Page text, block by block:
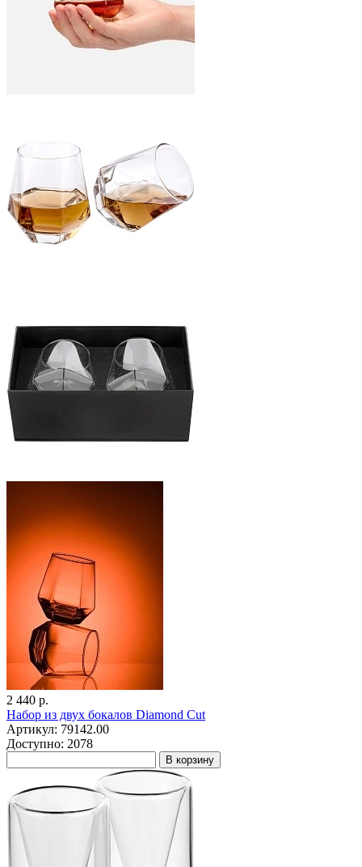
2 440 р.
Набор из двух бокалов Diamond Cut
Артикул: 79142.00
Доступно: 2078
В корзину